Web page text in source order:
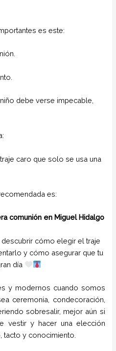
es este:
debe verse impecable,
caro que solo se usa una
es:
comunión en Miguel Hidalgo
cómo elegir el traje
y cómo asegurar que tu
día
y modernos cuando somos
ceremonia, condecoración,
sobresalir, mejor aún si
vestir y hacer una elección
tacto y conocimiento.